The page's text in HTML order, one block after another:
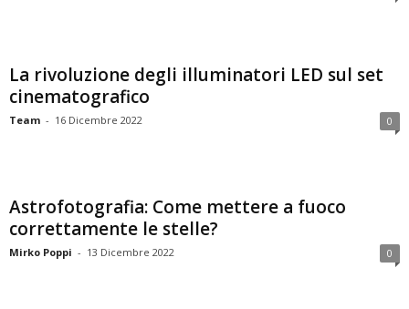
La rivoluzione degli illuminatori LED sul set
cinematografico
Team - 16 Dicembre 2022 0
Astrofotografia: Come mettere a fuoco
correttamente le stelle?
Mirko Poppi - 13 Dicembre 2022 0